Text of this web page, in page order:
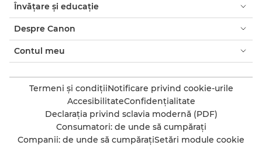
Învăţare şi educaţie
Despre Canon
Contul meu
Termeni şi condiţiiNotificare privind cookie-urile
AccesibilitateConfidenţialitate
Declaraţia privind sclavia modernă (PDF)
Consumatori: de unde să cumpăraţi
Companii: de unde să cumpăraţiSetări module cookie